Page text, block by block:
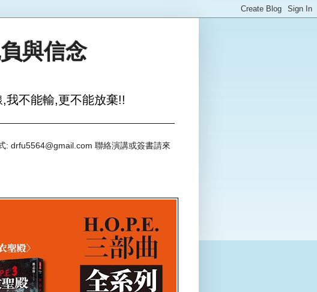
與信念
我不能輸,更不能放棄!!
: drfu5564@gmail.com 聯絡演講或簽書請來